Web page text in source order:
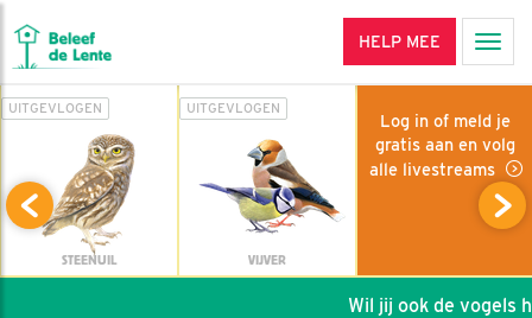
HELP MEE
UITGEVLOGEN
STEENUIL
UITGEVLOGEN
VIJVER
Log in of meld je
gratis aan en volg
alle livestreams
Wil jij ook de vogels